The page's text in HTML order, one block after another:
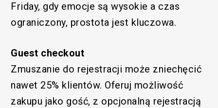
Friday, gdy emocje są wysokie a czas
ograniczony, prostota jest kluczowa.
Guest checkout
Zmuszanie do rejestracji może zniechęcić
nawet 25% klientów. Oferuj możliwość
zakupu jako gość, z opcjonalną rejestracją